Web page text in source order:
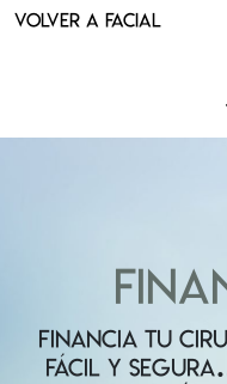
VOLVER A FACIAL
FINANCIA TU
FÁCIL Y